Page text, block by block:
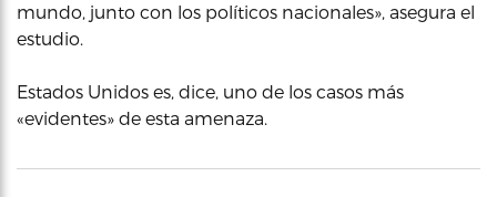
mundo, junto con los políticos nacionales», asegura el
estudio.
Estados Unidos es, dice, uno de los casos más
«evidentes» de esta amenaza.